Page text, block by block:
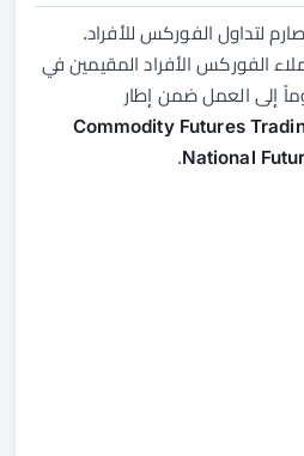
لتداول الفوركس للأفراد.
الفوركس الأفراد المقيمين في
إلى العمل ضمن إطار
Commodity Futures
National
.